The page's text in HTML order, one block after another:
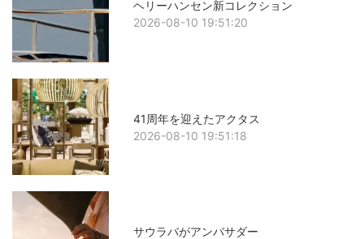
ヘリーハンセン新コレクション
2026-08-10 19:51:20
41周年を迎えたアクタス
2026-08-10 19:51:18
サウラバがアンバサダー